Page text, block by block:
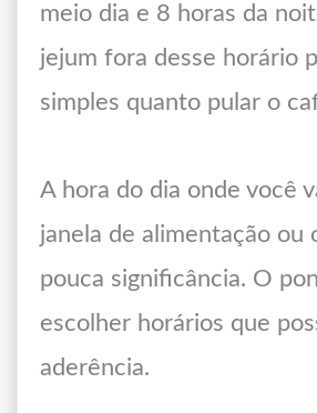
meio dia e 8 horas da
jejum fora desse horário
simples quanto pular o
A hora do dia onde você
janela de alimentação ou
pouca significância. O
escolher horários que
aderência.